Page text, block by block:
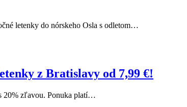
letenky do nórskeho Osla s odletom…
z Bratislavy od 7,99 €!
20% zľavou. Ponuka platí…